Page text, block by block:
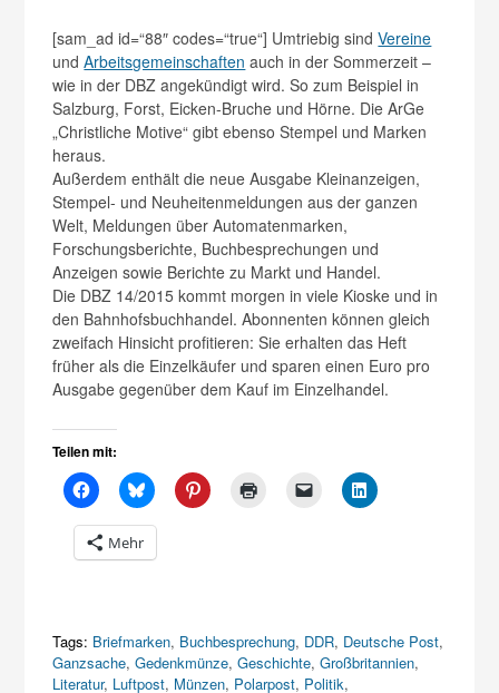
[sam_ad id=“88″ codes=“true“] Umtriebig sindVereine
undArbeitsgemeinschaften auch in der Sommerzeit –
wie in der DBZ angekündigt wird. So zum Beispiel in
Salzburg, Forst, Eicken-Bruche und Hörne. Die ArGe
„Christliche Motive“ gibt ebenso Stempel und Marken
heraus.
Außerdem enthält die neue Ausgabe Kleinanzeigen,
Stempel- und Neuheitenmeldungen aus der ganzen
Welt, Meldungen über Automatenmarken,
Forschungsberichte, Buchbesprechungen und
Anzeigen sowie Berichte zu Markt und Handel.
Die DBZ 14/2015 kommt morgen in viele Kioske und in
den Bahnhofsbuchhandel. Abonnenten können gleich
zweifach Hinsicht profitieren: Sie erhalten das Heft
früher als die Einzelkäufer und sparen einen Euro pro
Ausgabe gegenüber dem Kauf im Einzelhandel.
Teilen mit:
Mehr
Tags: Briefmarken, Buchbesprechung, DDR, Deutsche Post,
Ganzsache,Gedenkmünze,Geschichte,Großbritannien,
Literatur, Luftpost, Münzen, Polarpost, Politik,